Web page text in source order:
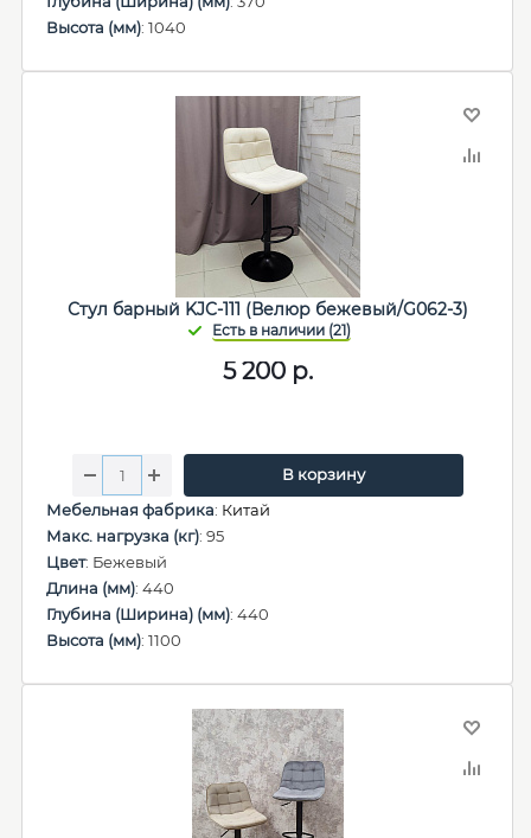
Высота (мм): 1040
Стул барный KJC-111 (Велюр бежевый/G062-3)
5 200 р.
В корзину
Мебельная фабрика: Китай
Макс. нагрузка (кг): 95
Цвет: Бежевый
Длина (мм): 440
Глубина (Ширина) (мм): 440
Высота (мм): 1100